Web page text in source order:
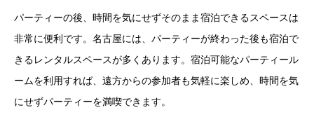
パーティーの後、時間を気にせずそのまま宿泊できるスペースは
非常に便利です。名古屋には、パーティーが終わった後も宿泊で
きるレンタルスペースが多くあります。宿泊可能なパーティール
ームを利用すれば、遠方からの参加者も気軽に楽しめ、時間を気
にせずパーティーを満喫できます。